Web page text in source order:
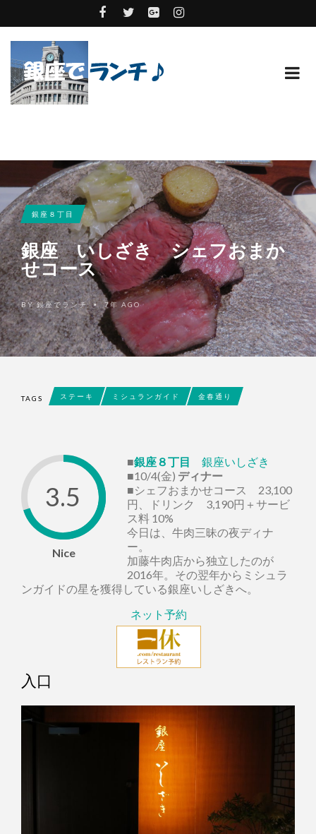
銀座８丁目
銀座 いしざき シェフおまか
せコース
BY 銀座でランチ •7年 AGO
TAGS ステーキ ミシュランガイド 金春通り
3.5
Nice
■銀座８丁目
銀座いしざき
■10/4(金) ディナー
■シェフおまかせコース 23,100
円、ドリンク 3,190円＋サービ
ス料 10%
今日は、牛肉三昧の夜ディナ
ー。
加藤牛肉店から独立したのが
2016年。その翌年からミシュラ
ンガイドの星を獲得している銀座いしざきへ。
ネット予約
入口